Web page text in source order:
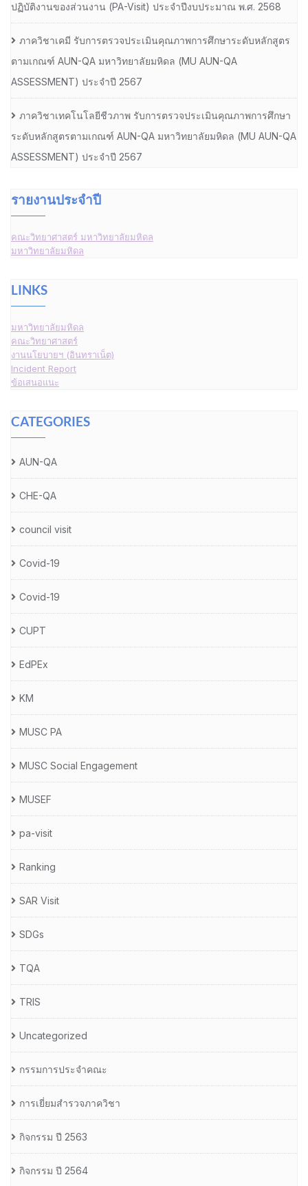
ปฏิบัติงานของส่วนงาน (PA-Visit) ประจำปีงบประมาณ พ.ศ. 2568
ภาควิชาเคมี รับการตรวจประเมินคุณภาพการศึกษาระดับหลักสูตร
ตามเกณฑ์ AUN-QA มหาวิทยาลัยมหิดล (MU AUN-QA
ASSESSMENT) ประจำปี 2567
ภาควิชาเทคโนโลยีชีวภาพ รับการตรวจประเมินคุณภาพการศึกษา
ระดับหลักสูตรตามเกณฑ์ AUN-QA มหาวิทยาลัยมหิดล (MU AUN-QA
ASSESSMENT) ประจำปี 2567
รายงานประจำปี
คณะวิทยาศาสตร์ มหาวิทยาลัยมหิดล
มหาวิทยาลัยมหิดล
LINKS
มหาวิทยาลัยมหิดล
คณะวิทยาศาสตร์
งานนโยบายฯ (อินทราเน็ต)
Incident Report
ข้อเสนอแนะ
CATEGORIES
AUN-QA
CHE-QA
council visit
Covid-19
Covid-19
CUPT
EdPEx
KM
MUSC PA
MUSC Social Engagement
MUSEF
pa-visit
Ranking
SAR Visit
SDGs
TQA
TRIS
Uncategorized
กรรมการประจำคณะ
การเยี่ยมสำรวจภาควิชา
กิจกรรม ปี 2563
กิจกรรม ปี 2564